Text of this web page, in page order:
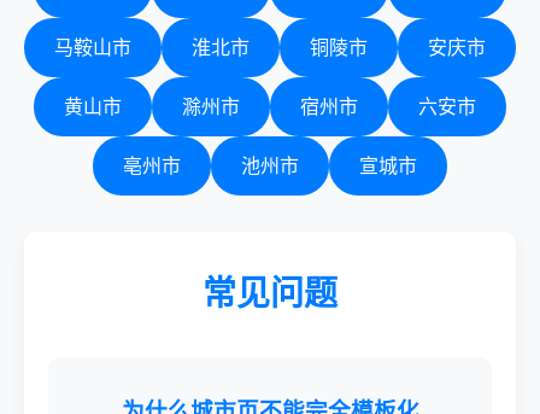
马鞍山市 淮北市 铜陵市 安庆市
黄山市 滁州市 宿州市 六安市
亳州市 池州市 宣城市
常见问题